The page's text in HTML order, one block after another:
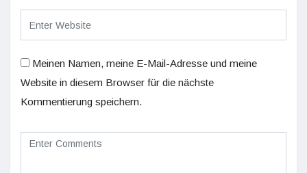
Meinen Namen, meine E-Mail-Adresse und meine
Website in diesem Browser für die nächste
Kommentierung speichern.